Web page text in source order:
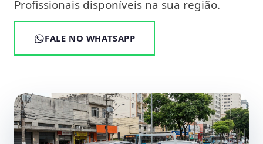
Profissionais disponíveis na sua região.
FALE NO WHATSAPP